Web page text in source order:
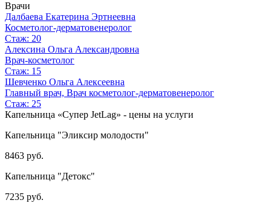
Врачи
Далбаева Екатерина Эртнеевна
Косметолог-дерматовенеролог
Стаж: 20
Алексина Ольга Александровна
Врач-косметолог
Стаж: 15
Шевченко Ольга Алексеевна
Главный врач, Врач косметолог-дерматовенеролог
Стаж: 25
Капельница «Супер JetLag» - цены на услуги
Капельница "Эликсир молодости"
8463 руб.
Капельница "Детокс"
7235 руб.